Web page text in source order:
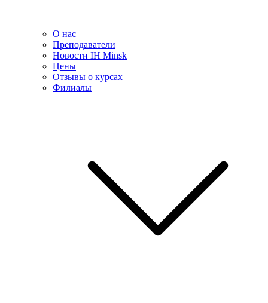
О нас
Преподаватели
Новости IH Minsk
Цены
Отзывы о курсах
Филиалы